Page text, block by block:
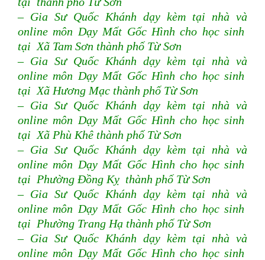
– Gia Sư Quốc Khánh dạy kèm tại nhà và
online môn Dạy Mất Gốc Hình cho học sinh
tại Xã Tam Sơn thành phố Từ Sơn
– Gia Sư Quốc Khánh dạy kèm tại nhà và
online môn Dạy Mất Gốc Hình cho học sinh
tại Xã Hương Mạc thành phố Từ Sơn
– Gia Sư Quốc Khánh dạy kèm tại nhà và
online môn Dạy Mất Gốc Hình cho học sinh
tại Xã Phù Khê thành phố Từ Sơn
– Gia Sư Quốc Khánh dạy kèm tại nhà và
online môn Dạy Mất Gốc Hình cho học sinh
tại Phường Đồng Kỵ thành phố Từ Sơn
– Gia Sư Quốc Khánh dạy kèm tại nhà và
online môn Dạy Mất Gốc Hình cho học sinh
tại Phường Trang Hạ thành phố Từ Sơn
– Gia Sư Quốc Khánh dạy kèm tại nhà và
online môn Dạy Mất Gốc Hình cho học sinh